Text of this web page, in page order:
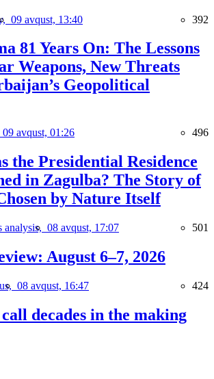
09 avqust, 13:40 392
81 Years On: The Lessons
Weapons, New Threats
Geopolitical
09 avqust, 01:26 496
the Presidential Residence
in Zagulba? The Story of
by Nature Itself
analysis, 08 avqust, 17:07 501
August 6–7, 2026
08 avqust, 16:47 424
decades in the making